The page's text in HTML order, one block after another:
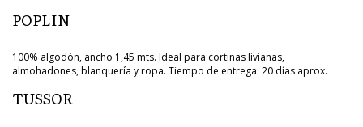
POPLIN
100% algodón, ancho 1,45 mts. Ideal para cortinas livianas,
almohadones, blanquería y ropa. Tiempo de entrega: 20 días aprox.
TUSSOR